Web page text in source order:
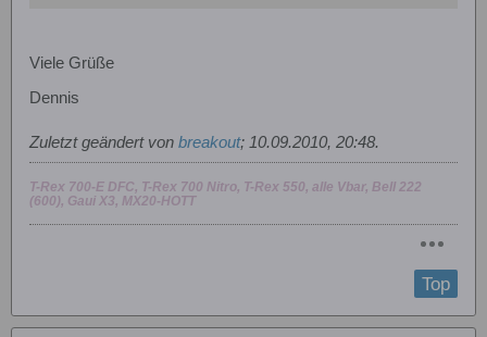
Viele Grüße
Dennis
Zuletzt geändert von breakout; 10.09.2010, 20:48.
T-Rex 700-E DFC, T-Rex 700 Nitro, T-Rex 550, alle Vbar, Bell 222
(600), Gaui X3, MX20-HOTT
Top